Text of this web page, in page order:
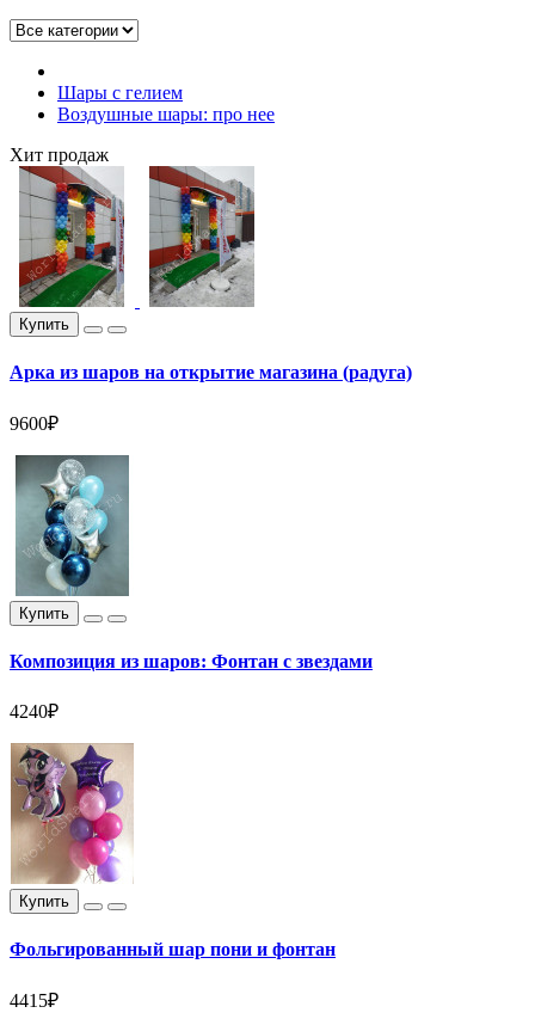
Шары с гелием
Воздушные шары: про нее
Хит продаж
Купить
Арка из шаров на открытие магазина (радуга)
9600₽
Купить
Композиция из шаров: Фонтан с звездами
4240₽
Купить
Фольгированный шар пони и фонтан
4415₽